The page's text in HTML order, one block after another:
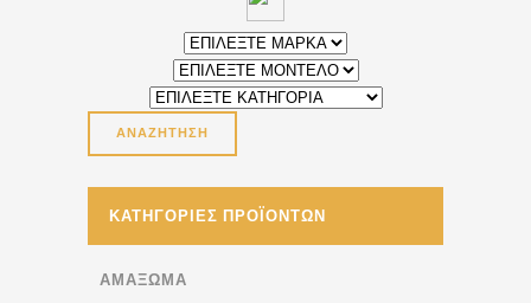
ΚΑΤΗΓΟΡΊΕΣ ΠΡΟΪΌΝΤΩΝ
ΑΜΆΞΩΜΑ